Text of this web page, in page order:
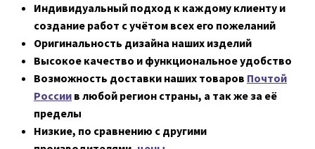
Индивидуальный подход к каждому клиенту и
создание работ с учётом всех его пожеланий
Оригинальность дизайна наших изделий
Высокое качество и функциональное удобство
Возможность доставки наших товаров Почтой
России в любой регион страны, а так же за её
пределы
Низкие, по сравнению с другими